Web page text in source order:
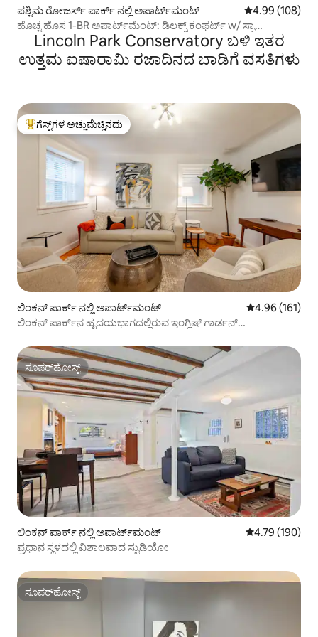
ಪಶ್ಚಿಮ ರೋಜರ್ಸ್ ಪಾರ್ಕ್ ನಲ್ಲಿ ಅಪಾರ್ಟ್‌ಮಂಟ್ 5 ರಲ್ಲಿ 4.99
4.99 (108)
ಹೊಚ್ಚ ಹೊಸ 1-BR ಅಪಾರ್ಟ್‌ಮೆಂಟ್: ಡಿಲಕ್ಸ್ ಕಂಫರ್ಟ್ w/ ಸ್ಪಾ
ಬಾತ್‌ರೂಮ್
Lincoln Park Conservatory ಬಳಿ ಇತರ
ಉತ್ತಮ ಐಷಾರಾಮಿ ರಜಾದಿನದ ಬಾಡಿಗೆ ವಸತಿಗಳು
ಗೆಸ್ಟ್‌ಗಳಿಗೆ ಅತಿ ಹೆಚ್ಚು ಅಚ್ಚುಮೆಚ್ಚಿನದು
ಗೆಸ್ಟ್‌ಗಳ ಅಚ್ಚುಮೆಚ್ಚಿನದು
ಲಿಂಕನ್ ಪಾರ್ಕ್ ನಲ್ಲಿ ಅಪಾರ್ಟ್‌ಮಂಟ್ 5 ರಲ್ಲಿ 4.96
4.96 (161)
ಲಿಂಕನ್ ಪಾರ್ಕ್‌ನ ಹೃದಯಭಾಗದಲ್ಲಿರುವ ಇಂಗ್ಲಿಷ್ ಗಾರ್ಡನ್
ಸೂಪರ್‌ಹೋಸ್ಟ್
ಸೂಪರ್‌ಹೋಸ್ಟ್
ಲಿಂಕನ್ ಪಾರ್ಕ್ ನಲ್ಲಿ ಅಪಾರ್ಟ್‌ಮಂಟ್ 5 ರಲ್ಲಿ 4.79
4.79 (190)
ಪ್ರಧಾನ ಸ್ಥಳದಲ್ಲಿ ವಿಶಾಲವಾದ ಸ್ಟುಡಿಯೋ
ಸೂಪರ್‌ಹೋಸ್ಟ್
ಸೂಪರ್‌ಹೋಸ್ಟ್